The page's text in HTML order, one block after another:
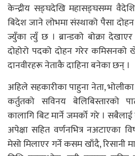
केन्द्रीय सङ्घदेखि महासङ्घसम्म
बिदेश जाने लोभमा संस्थाको पैसा
ज्युँका त्युँ छ । ब्रान्डको बोक्रा
दोहोरो पदको दोहन गरेर कमिसनको
दानवीरहरू नेताकै दाहिना बनेका छन् ।
अहिले सहकारीका पाहुना नेता, भोलीका
कर्तुतको सविनय बेलिबिस्तारको
कालागि बिट मार्ने जमर्को गरे । सबैलाई
अपेक्षा सहित वर्णनभित्र नअटाएका
मेसो मिलाएर गर्ने कसम खाँदै, रिसानी